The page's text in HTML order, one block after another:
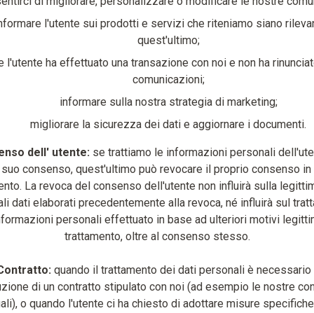
l'utente sui prodotti e servizi che riteniamo siano
quest'ultimo;
l'utente ha effettuato una transazione con noi e non ha
comunicazioni;
informare sulla nostra strategia di marketing;
migliorare la sicurezza dei dati e aggiornare i documenti.
dell' utente: se trattiamo le informazioni personali
consenso, quest'ultimo può revocare il proprio consenso
La revoca del consenso dell'utente non influirà sulla
dati elaborati precedentemente alla revoca, né influirà sul
personali effettuato in base ad ulteriori motivi
trattamento, oltre al consenso stesso.
quando il trattamento dei dati personali è necessario
di un contratto stipulato con noi (ad esempio le nostre
o quando l'utente ci ha chiesto di adottare misure